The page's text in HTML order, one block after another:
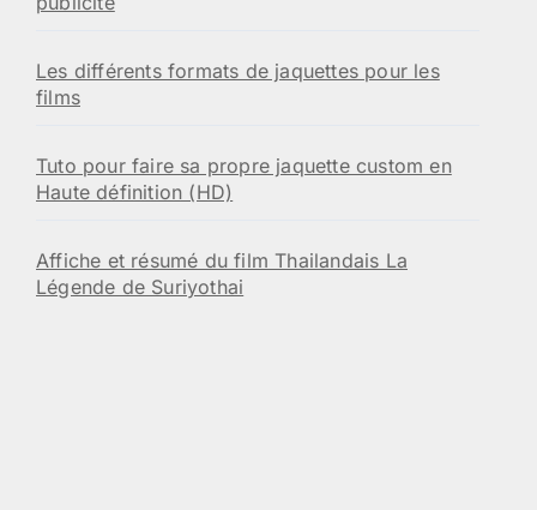
Les différents formats de jaquettes pour les
films
Tuto pour faire sa propre jaquette custom en
Haute définition (HD)
Affiche et résumé du film Thailandais La
Légende de Suriyothai